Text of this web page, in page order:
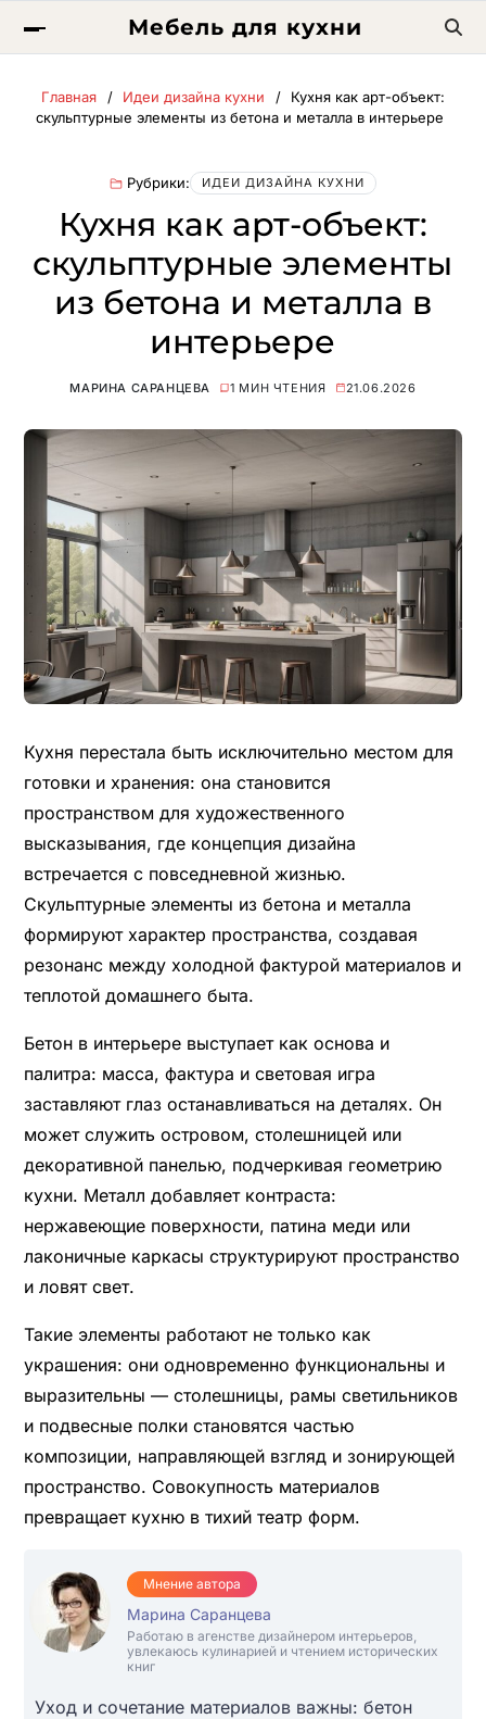
Мебель для кухни
Главная Идеи дизайна кухни
Кухня как арт-объект:
скульптурные элементы из бетона и металла в интерьере
Рубрики: ИДЕИ ДИЗАЙНА КУХНИ
Кухня как арт-объект:
скульптурные элементы
из бетона и металла в
интерьере
МАРИНА САРАНЦЕВА 1 МИН ЧТЕНИЯ 21.06.2026
Кухня перестала быть исключительно местом для
готовки и хранения: она становится
пространством для художественного
высказывания, где концепция дизайна
встречается с повседневной жизнью.
Скульптурные элементы из бетона и металла
формируют характер пространства, создавая
резонанс между холодной фактурой материалов и
теплотой домашнего быта.
Бетон в интерьере выступает как основа и
палитра: масса, фактура и световая игра
заставляют глаз останавливаться на деталях. Он
может служить островом, столешницей или
декоративной панелью, подчеркивая геометрию
кухни. Металл добавляет контраста:
нержавеющие поверхности, патина меди или
лаконичные каркасы структурируют пространство
и ловят свет.
Такие элементы работают не только как
украшения: они одновременно функциональны и
выразительны — столешницы, рамы светильников
и подвесные полки становятся частью
композиции, направляющей взгляд и зонирующей
пространство. Совокупность материалов
превращает кухню в тихий театр форм.
Мнение автора
Марина Саранцева
Работаю в агенстве дизайнером интерьеров,
увлекаюсь кулинарией и чтением исторических
книг
Уход и сочетание материалов важны: бетон